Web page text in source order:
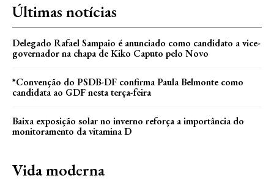
Últimas notícias
Delegado Rafael Sampaio é anunciado como candidato a vice-
governador na chapa de Kiko Caputo pelo Novo
*Convenção do PSDB-DF confirma Paula Belmonte como
candidata ao GDF nesta terça-feira
Baixa exposição solar no inverno reforça a importância do
monitoramento da vitamina D
Vida moderna